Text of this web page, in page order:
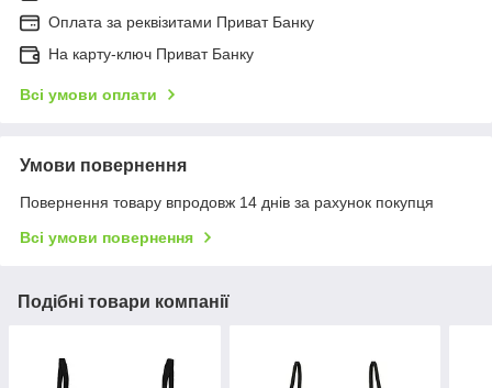
Оплата за реквізитами Приват Банку
На карту-ключ Приват Банку
Всі умови оплати
Умови повернення
Повернення товару впродовж 14 днів за рахунок покупця
Всі умови повернення
Подібні товари компанії